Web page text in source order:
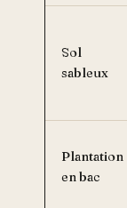
Sol
sableux
Plantation
en bac